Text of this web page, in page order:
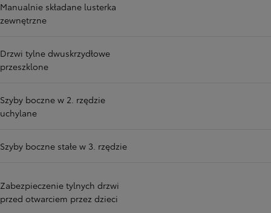
Manualnie składane lusterka
zewnętrzne
Drzwi tylne dwuskrzydłowe
przeszklone
Szyby boczne w 2. rzędzie
uchylane
Szyby boczne stałe w 3. rzędzie
Zabezpieczenie tylnych drzwi
przed otwarciem przez dzieci